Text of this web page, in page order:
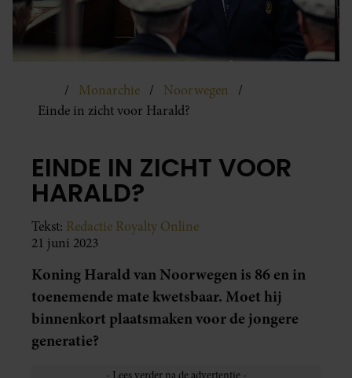
Monarchie
Noorwegen
Einde in zicht voor Harald?
EINDE IN ZICHT VOOR
HARALD?
Tekst: Redactie Royalty Online
21 juni 2023
Koning Harald van Noorwegen is 86 en in
toenemende mate kwetsbaar. Moet hij
binnenkort plaatsmaken voor de jongere
generatie?